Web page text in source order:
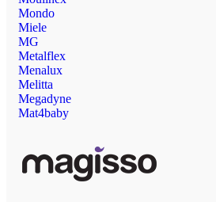
Mondo
Miele
MG
Metalflex
Menalux
Melitta
Megadyne
Mat4baby